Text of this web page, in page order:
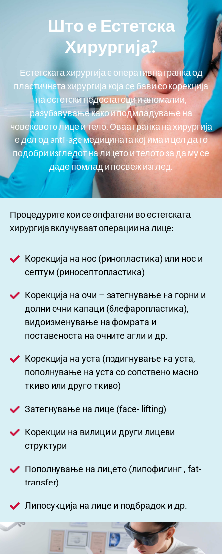
Што е Естетска
Хирургија?
Естетската хирургија е оперативна гранка од
пластичната хирургија која се бави со корекција
на естетски недостатоци и аномалии,
разубавување како и подмладување на
човековото лице и тело. Оваа гранка на хирургија
е дел од anti-age медицината кој има и цел да го
подобри изгледот на лицето и телото за да му се
даде помлад и посвеж изглед.
Процедурите кои се опфатени во естетската
хирургија вклучуваат операции на лице:
Корекција на нос (ринопластика) или нос и
септум (риносептопластика)
Корекција на очи – затегнување на горни и
долни очни капаци (блефаропластика),
видоизменување на фомрата и
поставеноста на очните агли и др.
Кoрекција на уста (подигнување на уста,
пополнување на уста со сопствено масно
ткиво или друго ткиво)
Затегнување на лице (face- lifting)
Корекции на вилици и други лицеви
структури
Пополнување на лицето (липофилинг , fat-
transfer)
Липосукција на лице и подбрадок и др.